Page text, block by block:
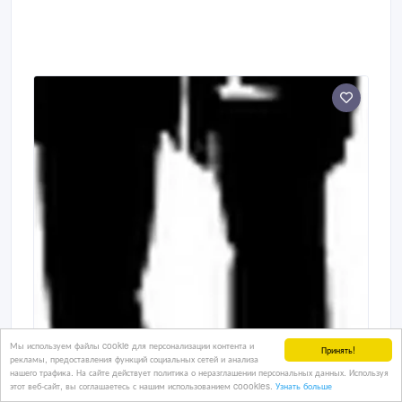
Принять!
Мы используем файлы cookie для персонализации контента и
рекламы, предоставления функций социальных сетей и анализа
нашего трафика. На сайте действует политика о неразглашении персональных данных. Используя
этот веб-сайт, вы соглашаетесь с нашим использованием coookies. Узнать больше